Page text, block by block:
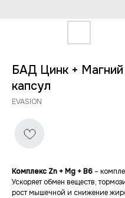
БАД Цинк +
капсул
EVASION
Комплекс Zn + Mg + B6 –
Ускоряет обмен веществ,
рост мышечной и снижение